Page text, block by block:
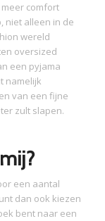
comfort
niet alleen in de
wereld
oversized
een pyjama
namelijk
van een fijne
zult slapen.
een aantal
dan ook kiezen
bent naar een